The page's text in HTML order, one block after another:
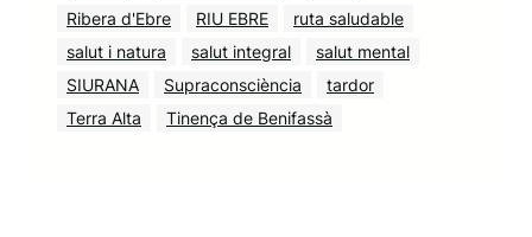
Ribera d'Ebre
RIU EBRE
ruta saludable
salut i natura
salut integral
salut mental
SIURANA
Supraconsciència
tardor
Terra Alta
Tinença de Benifassà